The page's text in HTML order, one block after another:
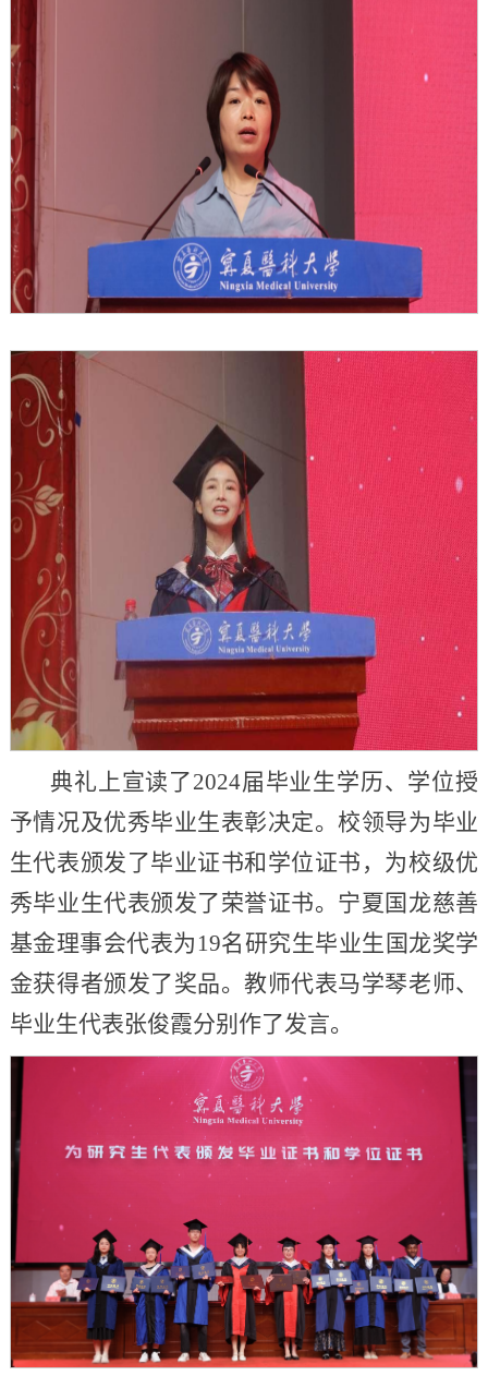
典礼上宣读了2024届毕业生学历、学位授
予情况及优秀毕业生表彰决定。校领导为毕业
生代表颁发了毕业证书和学位证书，为校级优
秀毕业生代表颁发了荣誉证书。宁夏国龙慈善
基金理事会代表为19名研究生毕业生国龙奖学
金获得者颁发了奖品。教师代表马学琴老师、
毕业生代表张俊霞分别作了发言。